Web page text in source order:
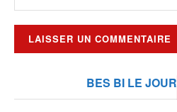
BES BI LE JOUR